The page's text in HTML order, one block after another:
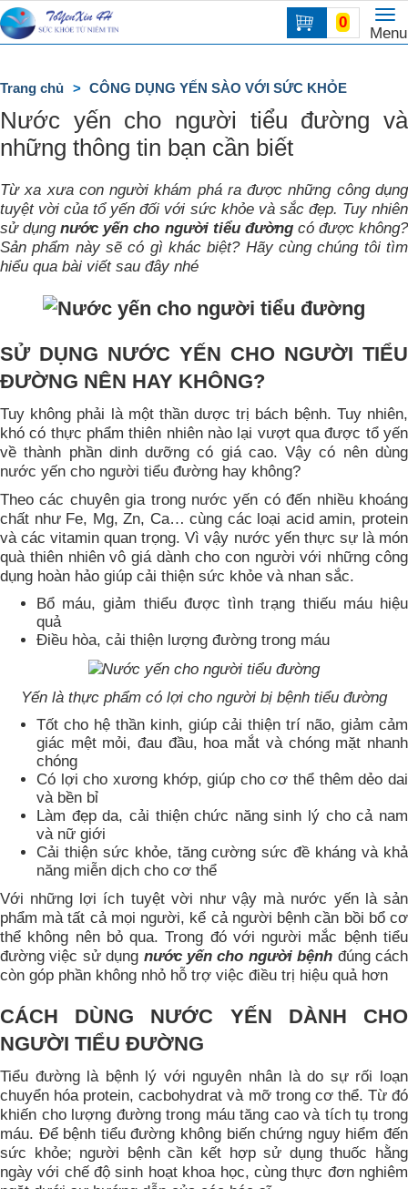
Menu
0
Trang
chủ
DANH
MỤC
Trang chủ CÔNG DỤNG YẾN SÀO VỚI SỨC KHỎE
Nước yến cho người tiểu đường và
những thông tin bạn cần biết
Từ xa xưa con người khám phá ra được những công dụng
tuyệt vời của tổ yến đối với sức khỏe và sắc đẹp. Tuy nhiên
sử dụngnước yến cho người tiểu đườngcó được không?
Sản phẩm này sẽ có gì khác biệt? Hãy cùng chúng tôi tìm
hiểu qua bài viết sau đây nhé
SỬ DỤNG NƯỚC YẾN CHO NGƯỜI TIỂU
ĐƯỜNG NÊN HAY KHÔNG?
Tuy không phải là một thần dược trị bách bệnh. Tuy nhiên,
khó có thực phẩm thiên nhiên nào lại vượt qua được tổ yến
về thành phần dinh dưỡng có giá cao. Vậy có nên dùng
nước yến cho người tiểu đường hay không?
Theo các chuyên gia trong nước yến có đến nhiều khoáng
chất như Fe, Mg, Zn, Ca… cùng các loại acid amin, protein
và các vitamin quan trọng. Vì vậy nước yến thực sự là món
quà thiên nhiên vô giá dành cho con người với những công
dụng hoàn hảo giúp cải thiện sức khỏe và nhan sắc.
Bổ máu, giảm thiểu được tình trạng thiếu máu hiệu
quả
Điều hòa, cải thiện lượng đường trong máu
Yến là thực phẩm có lợi cho người bị bệnh tiểu đường
Tốt cho hệ thần kinh, giúp cải thiện trí não, giảm cảm
giác mệt mỏi, đau đầu, hoa mắt và chóng mặt nhanh
chóng
Có lợi cho xương khớp, giúp cho cơ thể thêm dẻo dai
và bền bỉ
Làm đẹp da, cải thiện chức năng sinh lý cho cả nam
và nữ giới
Cải thiện sức khỏe, tăng cường sức đề kháng và khả
năng miễn dịch cho cơ thể
Với những lợi ích tuyệt vời như vậy mà nước yến là sản
phẩm mà tất cả mọi người, kể cả người bệnh cần bồi bổ cơ
thể không nên bỏ qua. Trong đó với người mắc bệnh tiểu
đường việc sử dụng nước yến cho người bệnh đúng cách
còn góp phần không nhỏ hỗ trợ việc điều trị hiệu quả hơn
CÁCH DÙNG NƯỚC YẾN DÀNH CHO
NGƯỜI TIỂU ĐƯỜNG
Tiểu đường là bệnh lý với nguyên nhân là do sự rối loạn
chuyển hóa protein, cacbohydrat và mỡ trong cơ thể. Từ đó
khiến cho lượng đường trong máu tăng cao và tích tụ trong
máu. Để bệnh tiểu đường không biến chứng nguy hiểm đến
sức khỏe; người bệnh cần kết hợp sử dụng thuốc hằng
ngày với chế độ sinh hoạt khoa học, cùng thực đơn nghiêm